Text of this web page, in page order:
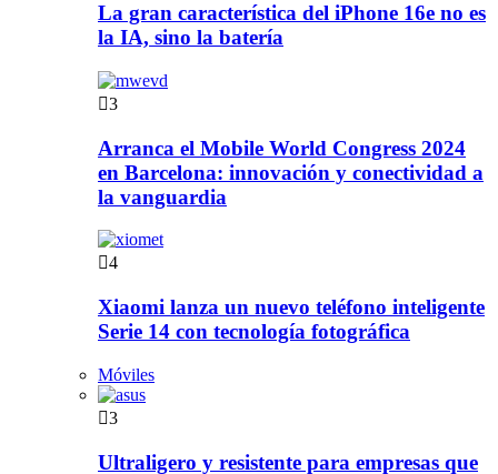
La gran característica del iPhone 16e no es
la IA, sino la batería
3
Arranca el Mobile World Congress 2024
en Barcelona: innovación y conectividad a
la vanguardia
4
Xiaomi lanza un nuevo teléfono inteligente
Serie 14 con tecnología fotográfica
Móviles
3
Ultraligero y resistente para empresas que